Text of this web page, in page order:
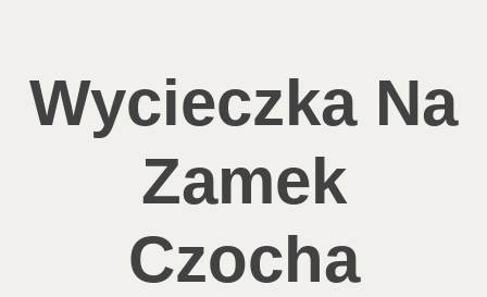
Wycieczka Na
Zamek
Czocha